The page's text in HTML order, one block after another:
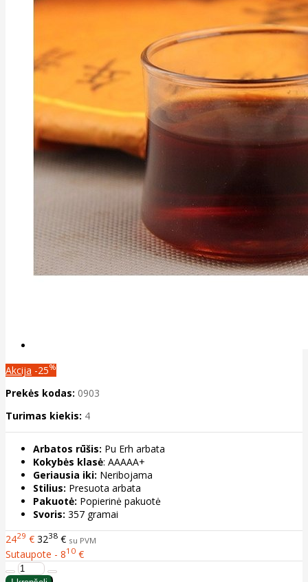
Akcija -25%
Prekės kodas: 0903
Turimas kiekis: 4
Arbatos rūšis: Pu Erh arbata
Kokybės klasė: AAAAA+
Geriausia iki: Neribojama
Stilius: Presuota arbata
Pakuotė: Popierinė pakuotė
Svoris: 357 gramai
2429 € 3238 € su PVM
Sutaupote - 810 €